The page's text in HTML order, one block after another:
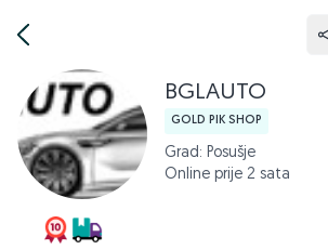
BGLAUTO
GOLD PIK SHOP
Grad: Posušje
Online prije 2 sata